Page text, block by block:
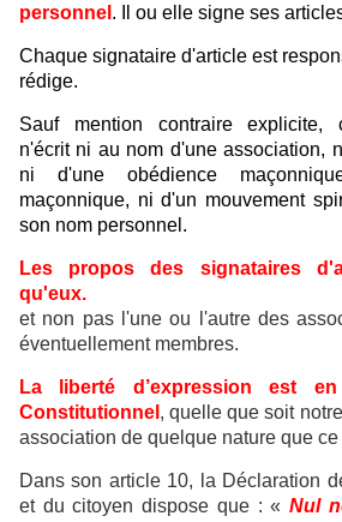
personnel . Il ou elle signe ses
Chaque signataire d'article est
rédige.
Sauf mention contraire explicite,
n'écrit ni au nom d'une association,
ni d'une obédience
maçonnique, ni d'un mouvement
son nom personnel.
Les propos des signataires
qu'eux.
et non pas l'une ou l'autre des
éventuellement membres.
La liberté d’expression est
Constitutionnel , quelle que soit
association de quelque nature que ce
Dans son article 10, la Déclaration
et du citoyen dispose que : «Nul